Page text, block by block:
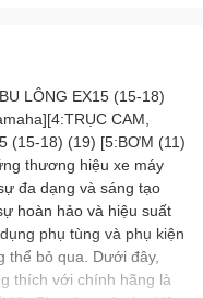
LÔNG EX15 (15-18)
CAM,
(15-18) (19) [5:BƠM (11)
thương hiệu xe máy
đa dạng và sáng tạo
hoàn hảo và hiệu suất
phụ tùng và phụ kiện
thể bỏ qua. Dưới đây,
thích với chính hãng là